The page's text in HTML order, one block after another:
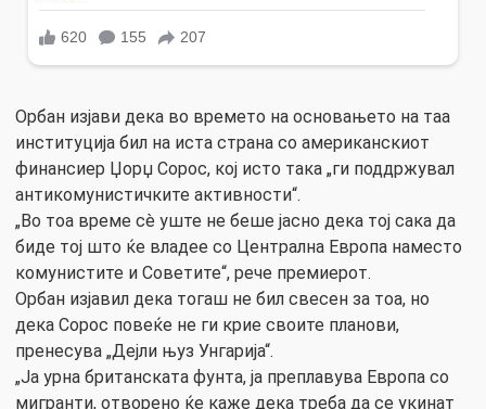
Орбан изјави дека во времето на основањето на таа
институција бил на иста страна со американскиот
финансиер Џорџ Сорос, кој исто така „ги поддржувал
антикомунистичките активности“.
„Во тоа време сè уште не беше јасно дека тој сака да
биде тој што ќе владее со Централна Европа наместо
комунистите и Советите“, рече премиерот.
Орбан изјавил дека тогаш не бил свесен за тоа, но
дека Сорос повеќе не ги крие своите планови,
пренесува „Дејли њуз Унгарија“.
„Ја урна британската фунта, ја преплавува Европа со
мигранти, отворено ќе каже дека треба да се укинат